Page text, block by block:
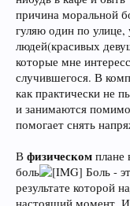
причина моральной
гуляю один по
людей(красивых
которые мне
случившегося. В
как практически не
и занимаются
помогает снять
В физическом плане
боль
Боль -
результате которой
настоящий момент.